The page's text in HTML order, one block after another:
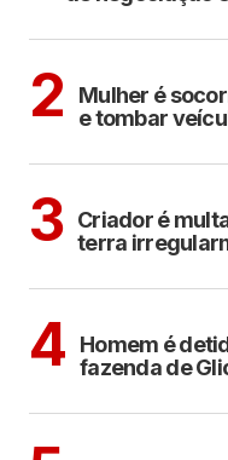
2
Mulher é
e tombar
3 Criador é
terra
4
Homem é
fazenda de